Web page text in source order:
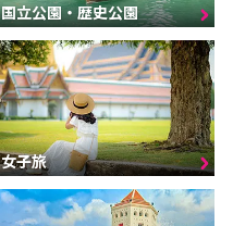
国立公園・歴史公園
女子旅